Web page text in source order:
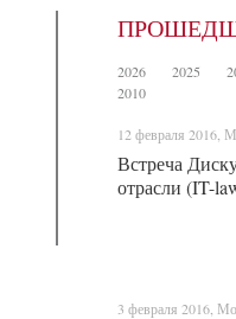
2026 2025
2010
12 февраля 2016,
Встреча
отрасли (IT-
3 февраля 2016,